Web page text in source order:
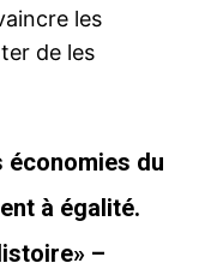
les
de les
économies du
à égalité.
–